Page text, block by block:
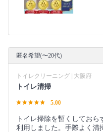
匿名希望(〜20代)
トイレクリーニング | 大阪府
トイレ清掃
5.00
トイレ掃除を暫くしてお
利用しました。手際よく清